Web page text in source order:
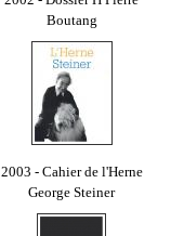
Boutang
2003 - Cahier de l'Herne
George Steiner